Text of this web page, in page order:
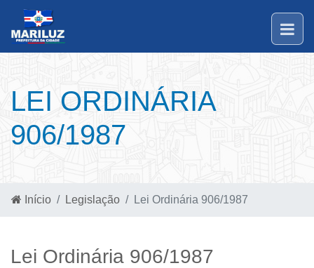
LEI ORDINÁRIA
906/1987
Início Legislação Lei Ordinária 906/1987
Lei Ordinária 906/1987